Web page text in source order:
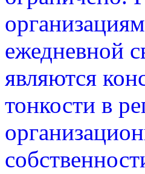
ежедневной
являются
тонкости в